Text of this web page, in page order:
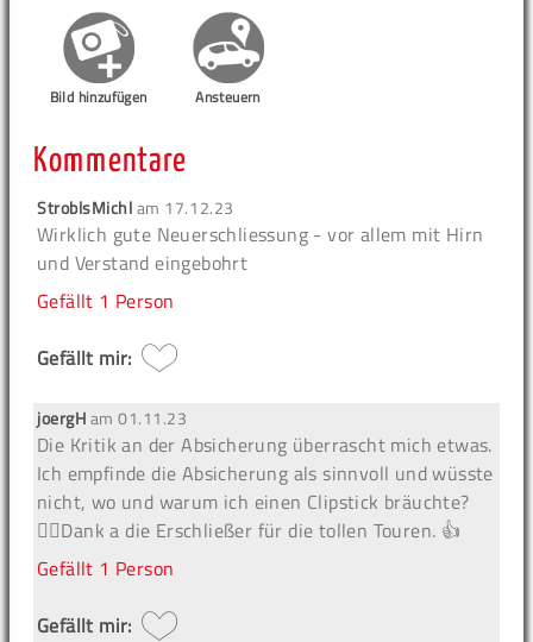
Bild hinzufügen Ansteuern
Kommentare
StroblsMichlam 17.12.23
Wirklich gute Neuerschliessung - vor allem mit Hirn
und Verstand eingebohrt
Gefällt 1 Person
Gefällt mir:
joergHam01.11.23
Die Kritik an der Absicherung überrascht mich etwas.
Ich empfinde die Absicherung als sinnvoll und wüsste
nicht, wo und warum ich einen Clipstick bräuchte?
🤷‍♂️Dank a die Erschließer für die tollen Touren. 👍
Gefällt 1 Person
Gefällt mir: